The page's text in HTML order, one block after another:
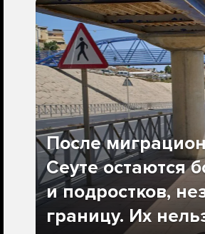
После
Сеуте остаются
и подростков,
границу. Их